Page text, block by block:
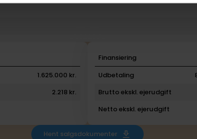
1.625.000 kr.
2.218 kr.
Finansiering
Udbetaling
Brutto ekskl. ejerudgift
Netto ekskl. ejerudgift
Hent salgsdokumenter